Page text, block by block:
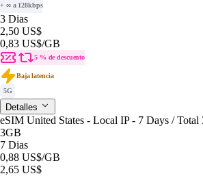
+ ∞ a 128kbps
3 Dias
2,50 US$
0,83 US$/GB
5 % de descuento
Baja latencia
5G
Detalles
eSIM United States - Local IP - 7 Days / Total
3GB
7 Dias
0,88 US$/GB
2,65 US$